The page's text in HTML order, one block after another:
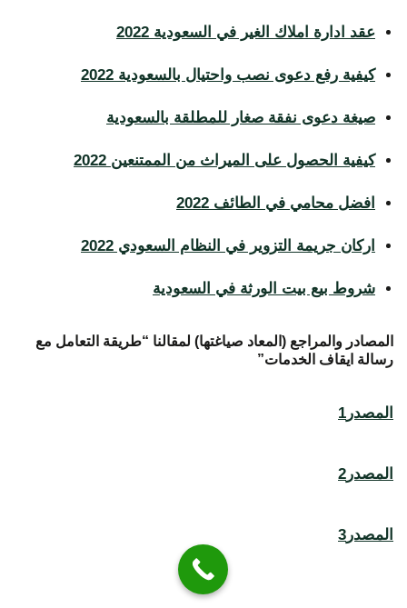
عقد ادارة املاك الغير في السعودية 2022
كيفية رفع دعوى نصب واحتيال بالسعودية 2022
صيغة دعوى نفقة صغار للمطلقة بالسعودية
كيفية الحصول على الميراث من الممتنعين 2022
افضل محامي في الطائف 2022
اركان جريمة التزوير في النظام السعودي 2022
شروط بيع بيت الورثة في السعودية
المصادر والمراجع (المعاد صياغتها) لمقالنا “طريقة التعامل مع
رسالة ايقاف الخدمات”
المصدر1
المصدر2
المصدر3